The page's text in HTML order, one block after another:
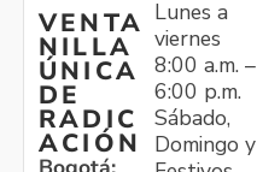
VENTA
NILLA
ÚNICA
DE
RADIC
ACIÓN
Lunes a
viernes
8:00 a.m. –
6:00 p.m.
Sábado,
Domingo y